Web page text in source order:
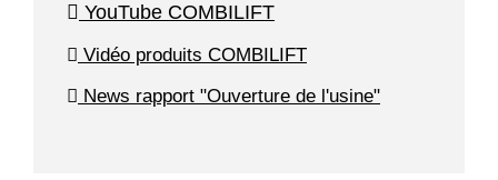
YouTube COMBILIFT
Vidéo produits COMBILIFT
News rapport "Ouverture de l'usine"